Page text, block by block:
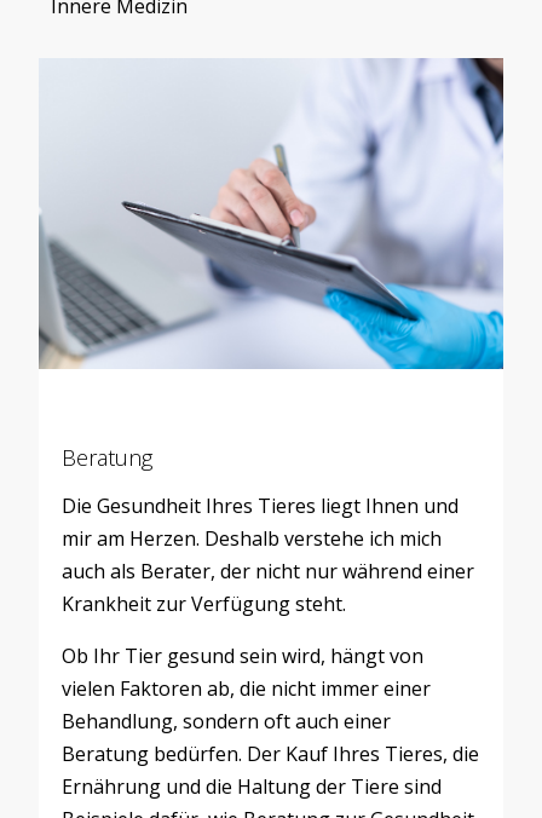
Innere Medizin
Beratung
Die Gesundheit Ihres Tieres liegt Ihnen und
mir am Herzen. Deshalb verstehe ich mich
auch als Berater, der nicht nur während einer
Krankheit zur Verfügung steht.
Ob Ihr Tier gesund sein wird, hängt von
vielen Faktoren ab, die nicht immer einer
Behandlung, sondern oft auch einer
Beratung bedürfen. Der Kauf Ihres Tieres, die
Ernährung und die Haltung der Tiere sind